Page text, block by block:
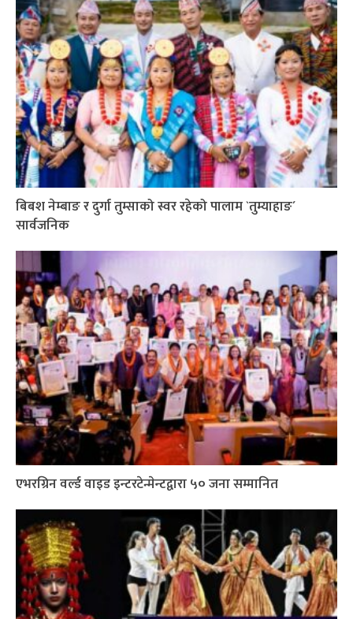
बिबश नेम्बाङ र दुर्गा तुम्साको स्वर रहेको पालाम `तुम्याहाङ´
सार्वजनिक
एभरग्रिन वर्ल्ड वाइड इन्टरटेन्मेन्टद्वारा ५० जना सम्मानित